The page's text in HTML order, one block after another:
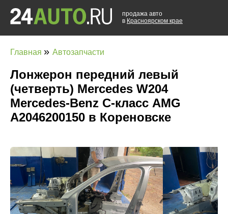
продажа авто
в Красноярском крае
Главная » Автозапчасти
Лонжерон передний левый
(четверть) Mercedes W204
Mercedes-Benz C-класс AMG
A2046200150 в Кореновске